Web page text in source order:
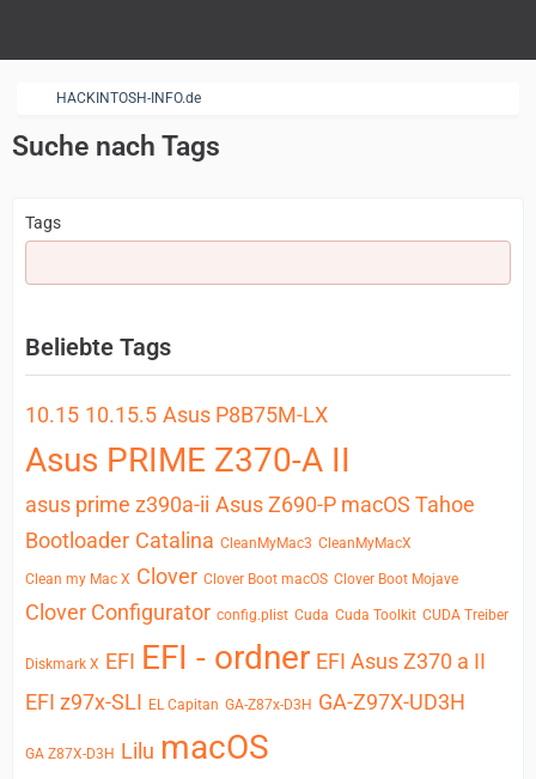
HACKINTOSH-INFO.de
Suche nach Tags
Tags
Beliebte Tags
10.15 10.15.5 Asus P8B75M-LX
Asus PRIME Z370-A II
asus prime z390a-ii Asus Z690-P macOS Tahoe
Bootloader Catalina CleanMyMac3 CleanMyMacX
Clean my Mac X Clover Clover Boot macOS Clover Boot Mojave
Clover Configurator config.plist Cuda Cuda Toolkit CUDA Treiber
Diskmark X EFI EFI - ordner EFI Asus Z370 a II
EFI z97x-SLI EL Capitan GA-Z87x-D3H GA-Z97X-UD3H
GA Z87X-D3H Lilu macOS